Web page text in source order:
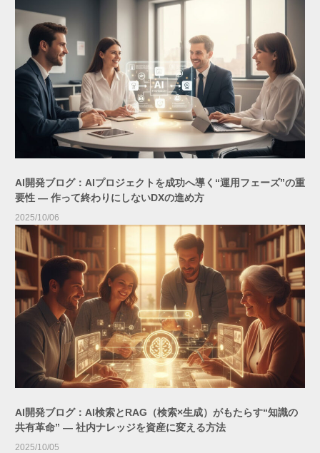
AI開発ブログ：AIプロジェクトを成功へ導く“運用フェーズ”の重
要性 ― 作って終わりにしないDXの進め方
2025/10/06
AI開発ブログ：AI検索とRAG（検索×生成）がもたらす“知識の
共有革命” ― 社内ナレッジを資産に変える方法
2025/10/05